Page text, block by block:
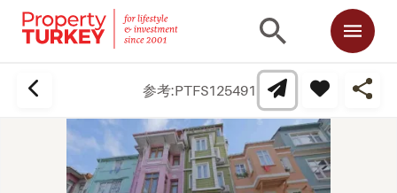
参考:PTFS125491